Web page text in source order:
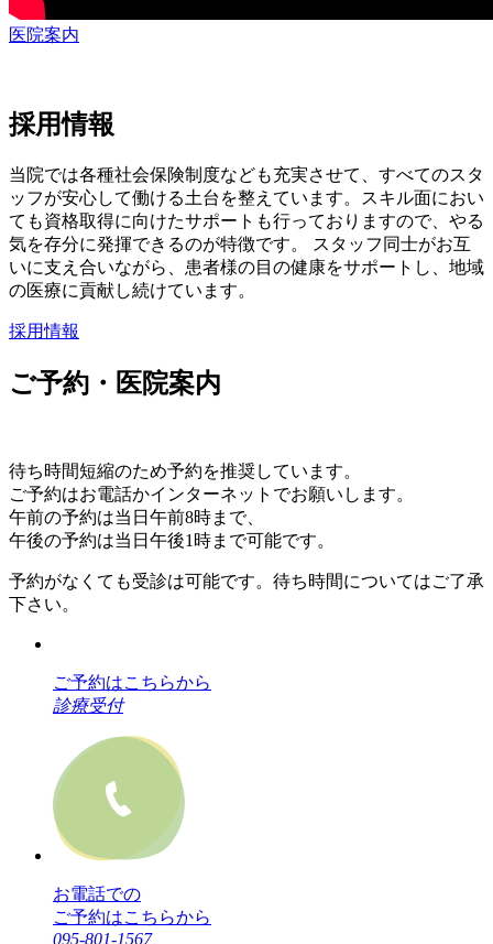
医院案内
採用情報
当院では各種社会保険制度なども充実させて、すべてのスタ
ッフが安心して働ける土台を整えています。スキル面におい
ても資格取得に向けたサポートも行っておりますので、やる
気を存分に発揮できるのが特徴です。 スタッフ同士がお互
いに支え合いながら、患者様の目の健康をサポートし、地域
の医療に貢献し続けています。
採用情報
ご予約・医院案内
待ち時間短縮のため予約を推奨しています。
ご予約はお電話かインターネットでお願いします。
午前の予約は当日午前8時まで、
午後の予約は当日午後1時まで可能です。
予約がなくても受診は可能です。待ち時間についてはご了承
下さい。
ご予約はこちらから
診療受付
お電話での
ご予約はこちらから
095-801-1567